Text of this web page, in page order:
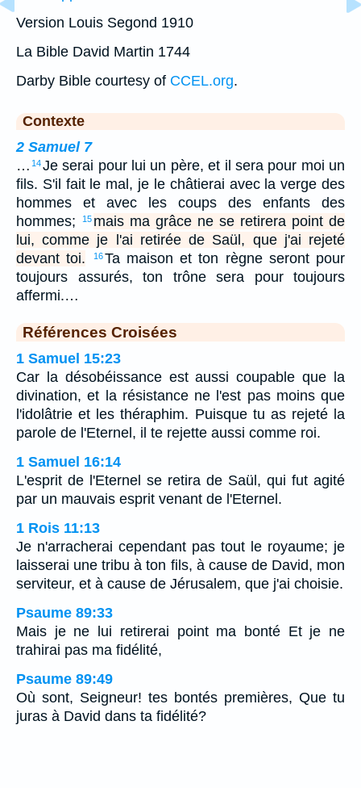
Version Louis Segond 1910
La Bible David Martin 1744
Darby Bible courtesy of CCEL.org.
Contexte
2 Samuel 7
… 14Je serai pour lui un père, et il sera pour moi un
fils. S'il fait le mal, je le châtierai avec la verge des
hommes et avec les coups des enfants des
hommes;
15 mais ma grâce ne se retirera point de
lui, comme je l'ai retirée de Saül, que j'ai rejeté
devant toi.
16 Ta maison et ton règne seront pour
toujours assurés, ton trône sera pour toujours
affermi.…
Références Croisées
1 Samuel 15:23
Car la désobéissance est aussi coupable que la
divination, et la résistance ne l'est pas moins que
l'idolâtrie et les théraphim. Puisque tu as rejeté la
parole de l'Eternel, il te rejette aussi comme roi.
1 Samuel 16:14
L'esprit de l'Eternel se retira de Saül, qui fut agité
par un mauvais esprit venant de l'Eternel.
1 Rois 11:13
Je n'arracherai cependant pas tout le royaume; je
laisserai une tribu à ton fils, à cause de David, mon
serviteur, et à cause de Jérusalem, que j'ai choisie.
Psaume 89:33
Mais je ne lui retirerai point ma bonté Et je ne
trahirai pas ma fidélité,
Psaume 89:49
Où sont, Seigneur! tes bontés premières, Que tu
juras à David dans ta fidélité?